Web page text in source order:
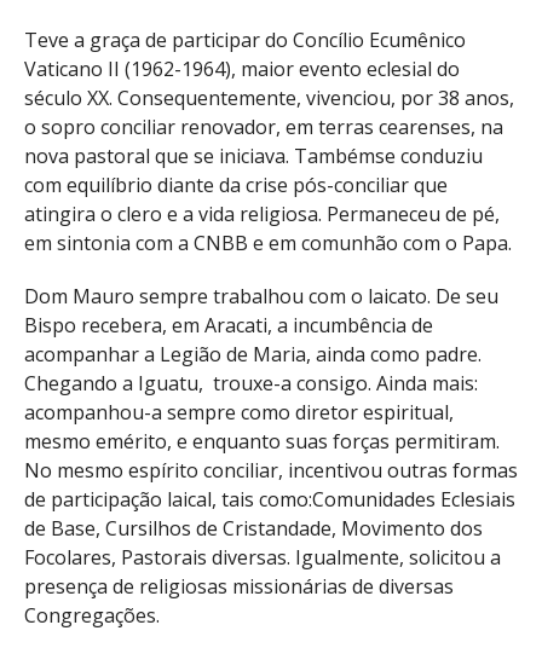
Teve a graça de participar do Concílio Ecumênico
Vaticano II (1962-1964), maior evento eclesial do
século XX. Consequentemente, vivenciou, por 38 anos,
o sopro conciliar renovador, em terras cearenses, na
nova pastoral que se iniciava. Tambémse conduziu
com equilíbrio diante da crise pós-conciliar que
atingira o clero e a vida religiosa. Permaneceu de pé,
em sintonia com a CNBB e em comunhão com o Papa.
Dom Mauro sempre trabalhou com o laicato. De seu
Bispo recebera, em Aracati, a incumbência de
acompanhar a Legião de Maria, ainda como padre.
Chegando a Iguatu, trouxe-a consigo. Ainda mais:
acompanhou-a sempre como diretor espiritual,
mesmo emérito, e enquanto suas forças permitiram.
No mesmo espírito conciliar, incentivou outras formas
de participação laical, tais como:Comunidades Eclesiais
de Base, Cursilhos de Cristandade, Movimento dos
Focolares, Pastorais diversas. Igualmente, solicitou a
presença de religiosas missionárias de diversas
Congregações.